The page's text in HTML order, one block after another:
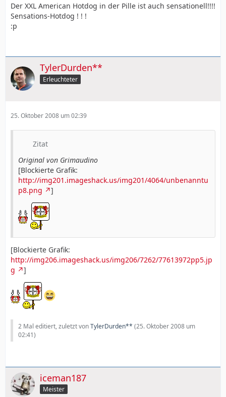
Der XXL American Hotdog in der Pille ist auch sensationell!!!!
Sensations-Hotdog ! ! !
:p
TylerDurden**
Erleuchteter
25. Oktober 2008 um 02:39
Zitat
Original von Grimaudino
[Blockierte Grafik:
http://img201.imageshack.us/img201/4064/unbenanntu
p8.png
]
[Blockierte Grafik:
http://img206.imageshack.us/img206/7262/77613972pp5.jp
g
]
2 Mal editiert, zuletzt vonTylerDurden** (25. Oktober 2008 um
02:41)
iceman187
Meister